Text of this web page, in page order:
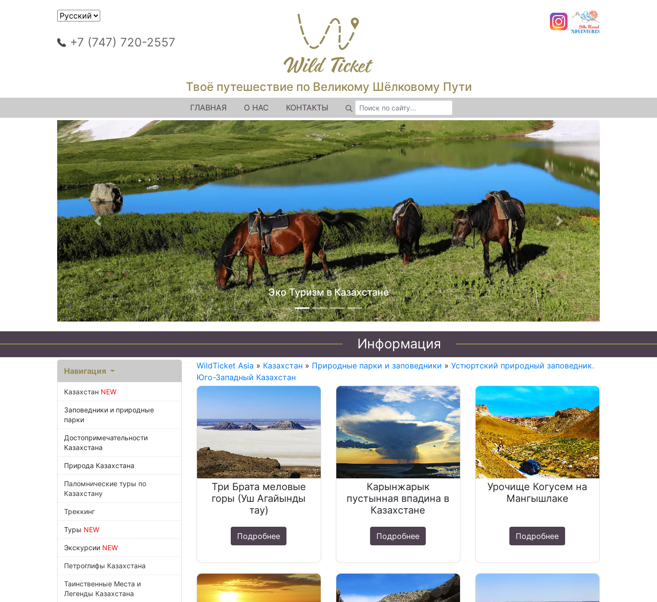
+7 (747) 720-2557
Твоё путешествие по Великому Шёлковому Пути
ГЛАВНАЯ О НАС КОНТАКТЫ
Джип туры по Казахстану
Предыдущий Следующий
Информация
Навигация
Казахстан NEW
Заповедники и природные
парки
Достопримечательности
Казахстана
Природа Казахстана
Паломнические туры по
Казахстану
Треккинг
Туры NEW
Экскурсии NEW
Петроглифы Казахстана
Таинственные Места и
Легенды Казахстана
WildTicket Asia » Казахстан » Природные парки и заповедники » Устюртский природный заповедник.
Юго-Западный Казахстан
Три Брата меловые
горы (Уш Агайынды
тау)
Подробнее
Карынжарык
пустынная впадина в
Казахстане
Подробнее
Урочище Когусем на
Мангышлаке
Подробнее